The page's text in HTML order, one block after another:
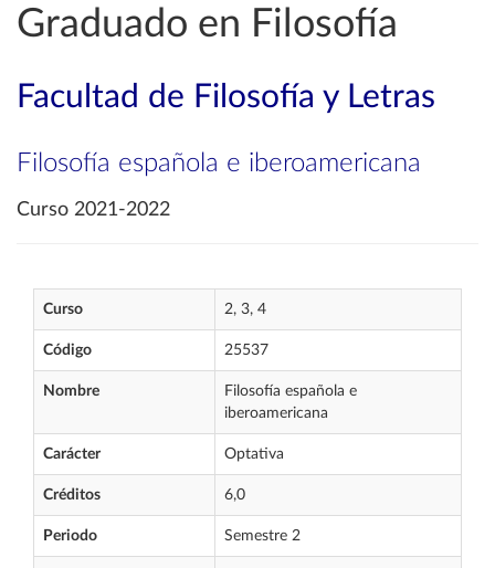
Graduado en Filosofía
Facultad de Filosofía y Letras
Filosofía española e iberoamericana
Curso 2021-2022
Curso 2, 3, 4
Código 25537
Nombre
Filosofía española e
iberoamericana
Carácter Optativa
Créditos 6,0
Periodo Semestre 2